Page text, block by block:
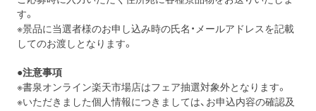
す。
※景品に当選者様のお申し込み時の氏名・メールアドレスを記載
してのお渡しとなります。
●注意事項
※書泉オンライン楽天市場店はフェア抽選対象外となります。
※いただきました個人情報につきましては、お申込内容の確認及